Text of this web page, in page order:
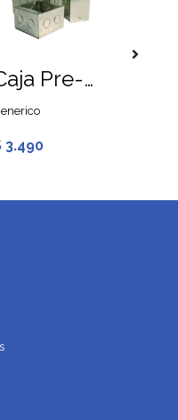
Caja Pre-Galvanizada A11 100x100x65mm
3.490